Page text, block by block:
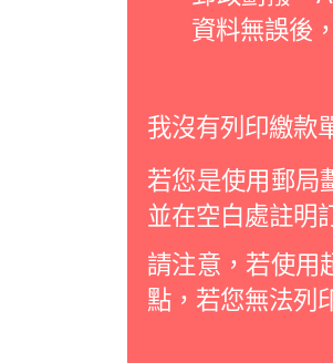
資料無誤後
我沒有列印繳款
若您是使用郵局
並在空白處註明
請注意，若使用
點，若您無法列